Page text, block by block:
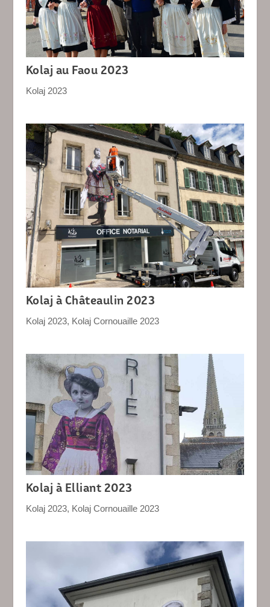
Kolaj au Faou 2023
Kolaj 2023
Kolaj à Châteaulin 2023
Kolaj 2023, Kolaj Cornouaille 2023
Kolaj à Elliant 2023
Kolaj 2023, Kolaj Cornouaille 2023